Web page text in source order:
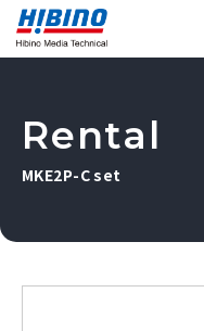
Rental
MKE2P-C set